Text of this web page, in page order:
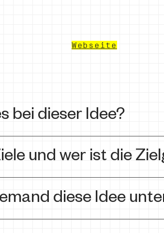
Webseite
bei dieser Idee?
und wer ist die
diese Idee